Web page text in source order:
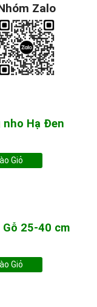
Zalo
nho Hạ Đen
Giỏ
Gỗ 25-40 cm
Giỏ